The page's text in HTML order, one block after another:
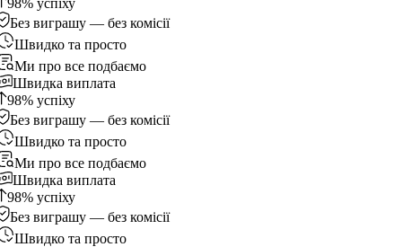
98% успіху
Без виграшу — без комісії
Швидко та просто
Ми про все подбаємо
Швидка виплата
98% успіху
Без виграшу — без комісії
Швидко та просто
Ми про все подбаємо
Швидка виплата
98% успіху
Без виграшу — без комісії
Швидко та просто